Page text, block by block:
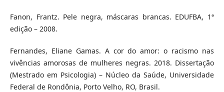
Fanon, Frantz. Pele negra, máscaras brancas. EDUFBA, 1ª
edição – 2008.
Fernandes, Eliane Gamas. A cor do amor: o racismo nas
vivências amorosas de mulheres negras. 2018. Dissertação
(Mestrado em Psicologia) – Núcleo da Saúde, Universidade
Federal de Rondônia, Porto Velho, RO, Brasil.